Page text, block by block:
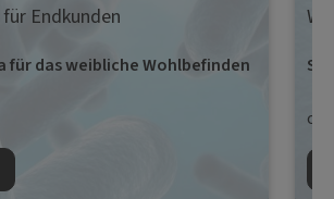
Endkunden
für das weibliche Wohlbefinden